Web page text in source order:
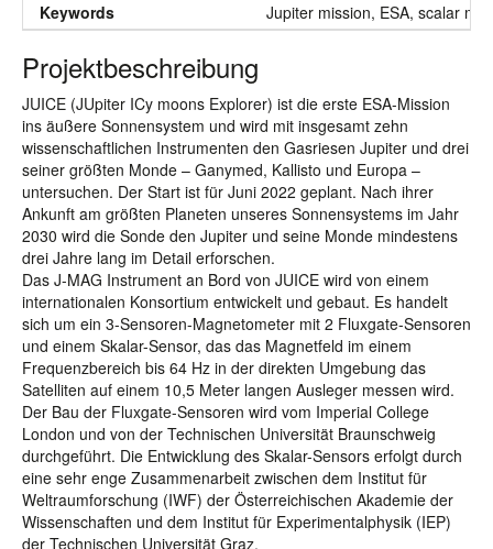
Keywords
Jupiter mission, ESA, scalar
Projektbeschreibung
JUICE (JUpiter ICy moons Explorer) ist die erste ESA-Mission
ins äußere Sonnensystem und wird mit insgesamt zehn
wissenschaftlichen Instrumenten den Gasriesen Jupiter und drei
seiner größten Monde – Ganymed, Kallisto und Europa –
untersuchen. Der Start ist für Juni 2022 geplant. Nach ihrer
Ankunft am größten Planeten unseres Sonnensystems im Jahr
2030 wird die Sonde den Jupiter und seine Monde mindestens
drei Jahre lang im Detail erforschen.
Das J-MAG Instrument an Bord von JUICE wird von einem
internationalen Konsortium entwickelt und gebaut. Es handelt
sich um ein 3-Sensoren-Magnetometer mit 2 Fluxgate-Sensoren
und einem Skalar-Sensor, das das Magnetfeld im einem
Frequenzbereich bis 64 Hz in der direkten Umgebung das
Satelliten auf einem 10,5 Meter langen Ausleger messen wird.
Der Bau der Fluxgate-Sensoren wird vom Imperial College
London und von der Technischen Universität Braunschweig
durchgeführt. Die Entwicklung des Skalar-Sensors erfolgt durch
eine sehr enge Zusammenarbeit zwischen dem Institut für
Weltraumforschung (IWF) der Österreichischen Akademie der
Wissenschaften und dem Institut für Experimentalphysik (IEP)
der Technischen Universität Graz.